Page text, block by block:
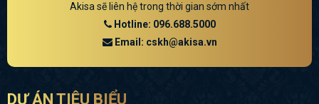
Akisa sẽ liên hệ trong thời gian sớm nhất
Hotline: 096.688.5000
Email: cskh@akisa.vn
DỰ ÁN TIÊU BIỂU